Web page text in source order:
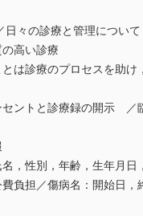
の診療と管理について
高い診療
療のプロセスを助け
トと診療録の開示 ／
別，年齢，生年月日，
負担／傷病名：開始日